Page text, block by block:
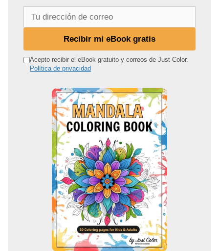
r
Recibir mi eBook gratis
Acepto recibir el eBook gratuito y correos de Just Color.
Política de privacidad